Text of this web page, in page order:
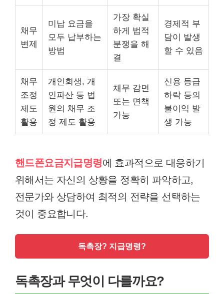
채무
변제
미납 요금을
모두 납부하는
방법
가장 확실
하게 법적
분쟁을 해
결
경제적 부
담이 발생
할 수 있음
채무
조정
제도
활용
개인회생, 개
인파산 등 법
원의 채무 조
정 제도 활용
채무 감면
또는 면책
가능
신용 등급
하락 등의
불이익 발
생 가능
핸드폰요금지급명령에 효과적으로 대응하기
위해서는 자신의 상황을 정확히 파악하고,
전문가와 상담하여 최적의 전략을 선택하는
것이 중요합니다.
독촉장? 지급명령?
독촉장과 무엇이 다를까요?